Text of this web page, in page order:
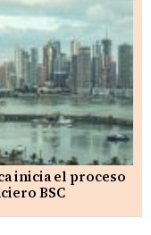
inicia el proceso
BSC